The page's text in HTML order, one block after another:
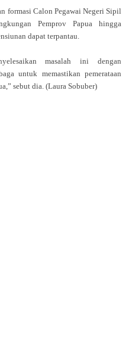
formasi Calon Pegawai Negeri Sipil
Pemprov Papua hingga
dapat terpantau.
masalah ini dengan
untuk memastikan pemerataan
sebut dia. (Laura Sobuber)